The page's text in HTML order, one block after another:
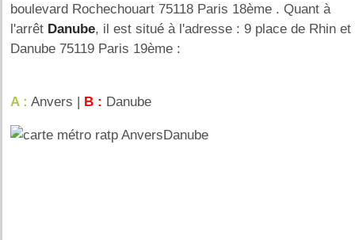
boulevard Rochechouart 75118 Paris 18ème . Quant à
l'arrêt Danube, il est situé à l'adresse : 9 place de Rhin et
Danube 75119 Paris 19ème :
A : Anvers | B : Danube